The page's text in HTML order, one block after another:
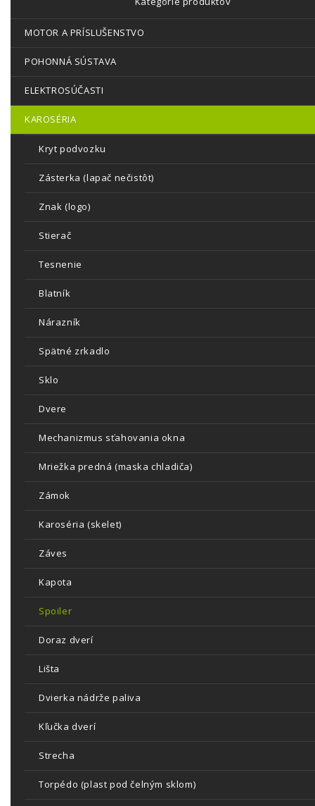
MOTOR A PRÍSLUŠENSTVO
POHONNÁ SÚSTAVA
ELEKTROSÚČASTI
KAROSÉRIA
Kryt podvozku
Zásterka (lapač nečistôt)
Znak (logo)
Stierač
Tesnenie
Blatník
Nárazník
Spätné zrkadlo
Sklo
Dvere
Mechanizmus sťahovania okna
Mriežka predná (maska chladiča)
Zámok
Karoséria (skelet)
Záves
Kapota
Spoiler
Doraz dverí
Lišta
Dvierka nádrže paliva
Kľučka dverí
Strecha
Torpédo (plast pod čelným sklom)